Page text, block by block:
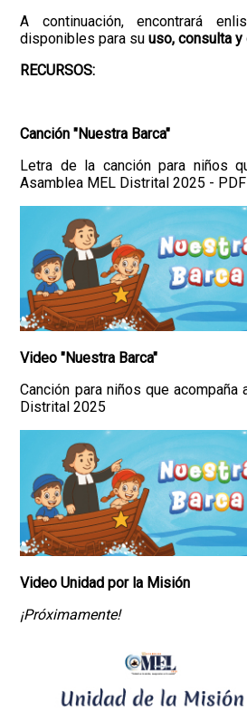
A continuación, encontrará
disponibles para suuso, consulta
RECURSOS:
Canción "Nuestra Barca"
Letra de la canción para niños
Asamblea MEL Distrital 2025 - PDF
Video "Nuestra Barca"
Canción para niños que acompaña
Distrital 2025
Video Unidad por la Misión
¡Próximamente!